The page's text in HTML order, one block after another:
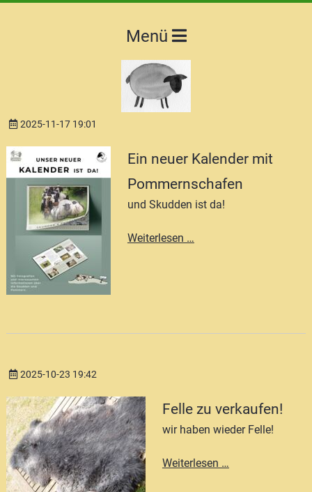
Menü
2025-11-17 19:01
Ein neuer Kalender mit
Pommernschafen
und Skudden ist da!
Weiterlesen …Ein
2025-10-23 19:42
Felle zu verkaufen!
wir haben wieder Felle!
Weiterlesen …Felle